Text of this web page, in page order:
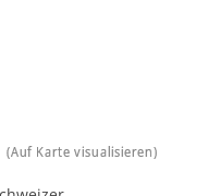
(Auf Karte visualisieren)